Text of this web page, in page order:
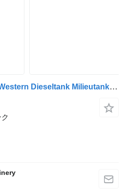
Western IBC 3000 liter Western Dieseltank Milieutank met handpomp